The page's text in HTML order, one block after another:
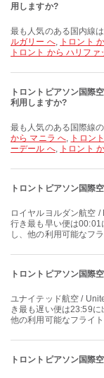
用しますか?
最も人気のある国内線は
ルガリー へ, トロント
トロント から ハリファ
トロントピアソン国際
利用しますか?
最も人気のある国際線
から マニラ へ, トロン
ーデール へ, トロント
トロントピアソン国際
ロイヤルヨルダン航空 / Royal Jordanianが運航する、便名RJ507のカイロ
行き最も早い便は
し、他の利用可能なフ
トロントピアソン国際
ユナイテッド航空 / United Airlinesが運航する、便名UA1075のカンクン行
き最も遅い便は23:59に
他の利用可能なフライ
トロントピアソン国際